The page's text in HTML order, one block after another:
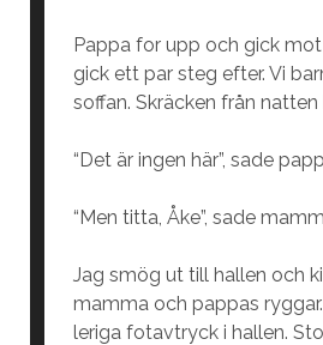
Pappa for upp och gick
gick ett par steg efter. Vi
soffan. Skräcken från
“Det är ingen här”, sade
“Men titta, Åke”, sade
Jag smög ut till hallen och
mamma och pappas
leriga fotavtryck i hallen.